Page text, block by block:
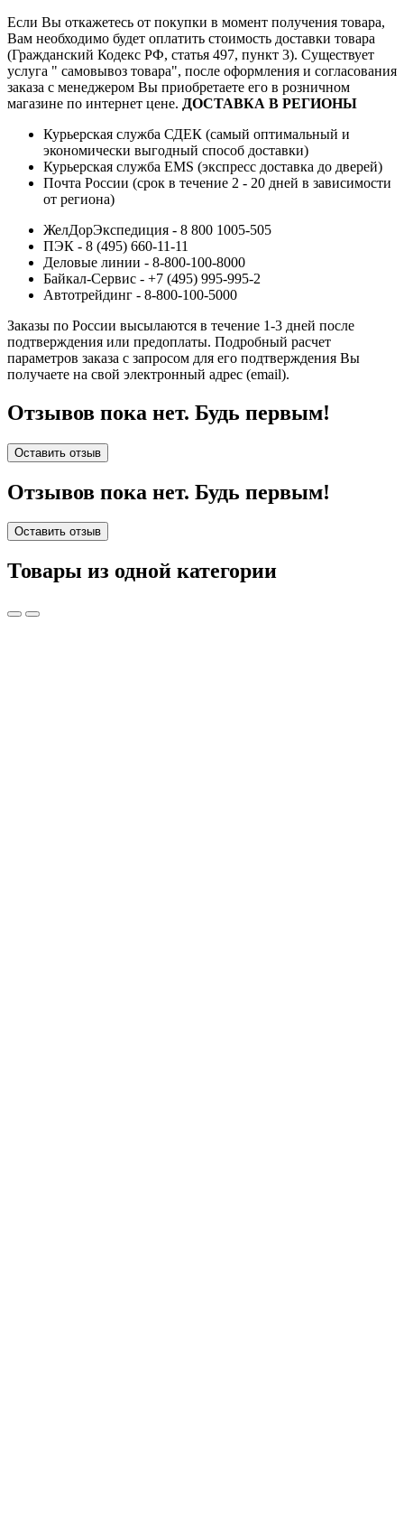
Если Вы откажетесь от покупки в момент получения товара,
Вам необходимо будет оплатить стоимость доставки товара
(Гражданский Кодекс РФ, статья 497, пункт 3). Существует
услуга " самовывоз товара", после оформления и согласования
заказа с менеджером Вы приобретаете его в розничном
магазине по интернет цене. ДОСТАВКА В РЕГИОНЫ
Курьерская служба СДЕК (самый оптимальный и
экономически выгодный способ доставки)
Курьерская служба EMS (экспресс доставка до дверей)
Почта России (срок в течение 2 - 20 дней в зависимости
от региона)
ЖелДорЭкспедиция - 8 800 1005-505
ПЭК - 8 (495) 660-11-11
Деловые линии - 8-800-100-8000
Байкал-Сервис - +7 (495) 995-995-2
Автотрейдинг - 8-800-100-5000
Заказы по России высылаются в течение 1-3 дней после
подтверждения или предоплаты. Подробный расчет
параметров заказа с запросом для его подтверждения Вы
получаете на свой электронный адрес (email).
Отзывов пока нет. Будь первым!
Оставить отзыв
Отзывов пока нет. Будь первым!
Оставить отзыв
Товары из одной категории